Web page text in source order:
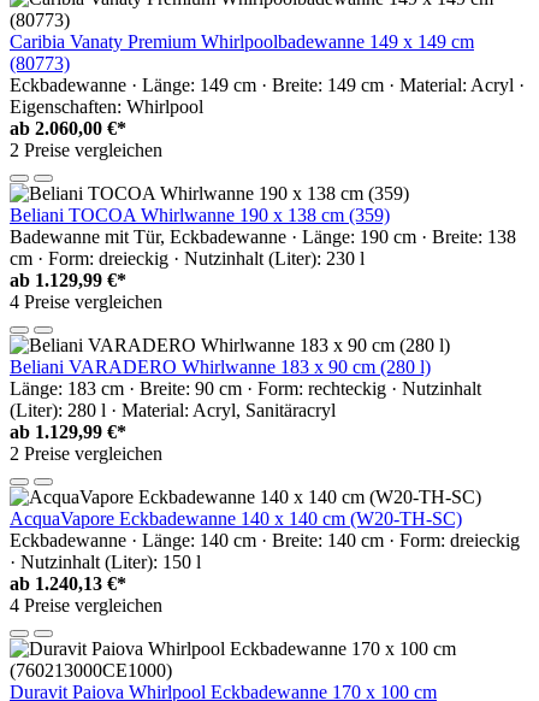
Caribia Vanaty Premium Whirlpoolbadewanne 149 x 149 cm
(80773)
Eckbadewanne · Länge: 149 cm · Breite: 149 cm · Material: Acryl ·
Eigenschaften: Whirlpool
ab 2.060,00 €*
2 Preise vergleichen
Beliani TOCOA Whirlwanne 190 x 138 cm (359)
Badewanne mit Tür, Eckbadewanne · Länge: 190 cm · Breite: 138
cm · Form: dreieckig · Nutzinhalt (Liter): 230 l
ab 1.129,99 €*
4 Preise vergleichen
Beliani VARADERO Whirlwanne 183 x 90 cm (280 l)
Länge: 183 cm · Breite: 90 cm · Form: rechteckig · Nutzinhalt
(Liter): 280 l · Material: Acryl, Sanitäracryl
ab 1.129,99 €*
2 Preise vergleichen
AcquaVapore Eckbadewanne 140 x 140 cm (W20-TH-SC)
Eckbadewanne · Länge: 140 cm · Breite: 140 cm · Form: dreieckig
· Nutzinhalt (Liter): 150 l
ab 1.240,13 €*
4 Preise vergleichen
Duravit Paiova Whirlpool Eckbadewanne 170 x 100 cm